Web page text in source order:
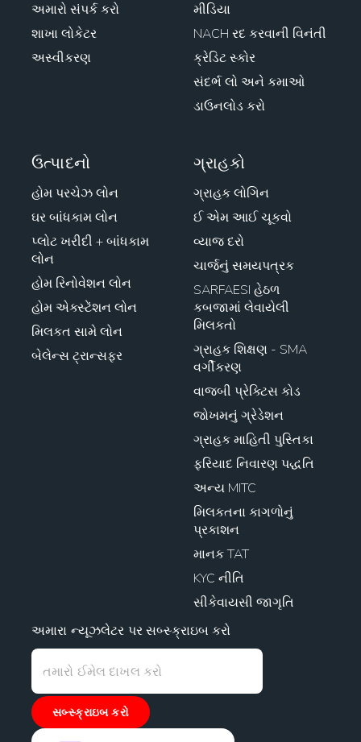
અમારો સંપર્ક કરો
શાખા લોકેટર
અસ્વીકરણ
મીડિયા
NACH રદ કરવાની વિનંતી
ક્રેડિટ સ્કોર
સંદર્ભ લો અને કમાઓ
ડાઉનલોડ કરો
ઉત્પાદનો
હોમ પરચેઝ લોન
ઘર બાંધકામ લોન
પ્લોટ ખરીદી + બાંધકામ
લોન
હોમ રિનોવેશન લોન
હોમ એક્સ્ટેંશન લોન
મિલકત સામે લોન
બેલેન્સ ટ્રાન્સફર
ગ્રાહકો
ગ્રાહક લોગિન
ઈ એમ આઈ ચૂકવો
વ્યાજ દરો
ચાર્જનું સમયપત્રક
SARFAESI હેઠળ
કબજામાં લેવાયેલી
મિલકતો
ગ્રાહક શિક્ષણ - SMA
વર્ગીકરણ
વાજબી પ્રેક્ટિસ કોડ
જોખમનું ગ્રેડેશન
ગ્રાહક માહિતી પુસ્તિકા
ફરિયાદ નિવારણ પદ્ધતિ
અન્ય MITC
મિલકતના કાગળોનું
પ્રકાશન
માનક TAT
KYC નીતિ
સીકેવાયસી જાગૃતિ
અમારા ન્યૂઝલેટર પર સબ્સ્ક્રાઇબ કરો
સબ્સ્ક્રાઇબ કરો